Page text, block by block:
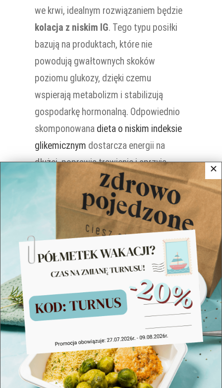
we krwi, idealnym rozwiązaniem będzie
kolacja z niskim IG. Tego typu posiłki
bazują na produktach, które nie
powodują gwałtownych skoków
poziomu glukozy, dzięki czemu
wspierają metabolizm i stabilizują
gospodarkę hormonalną. Odpowiednio
skomponowana dieta o niskim indeksie
glikemicznym dostarcza energii na
dłużej, poprawia trawienie i sprzyja
lepszemu samopoczuciu. Warto więc
wiedzieć, jakie produkty wybierać oraz
jak przygotować pyszne i zdrowe dania
niskiego IG.
Czym jest indeks glikemiczny?
Indeks glikemiczny (IG) to wskaźnik,
który określa, jak szybko po spożyciu
danego produktu wzrasta poziom cukru
we krwi. Produkty o wysokim IG
powodują gwałtowne skoki glukozy, co
może prowadzić do szybkiego uczucia